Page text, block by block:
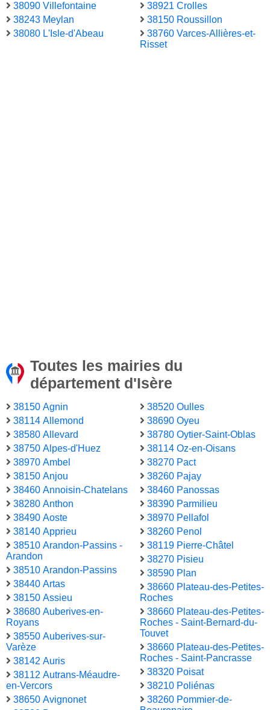
38090 Villefontaine
38243 Meylan
38080 L'Isle-d'Abeau
38921 Crolles
38150 Roussillon
38760 Varces-Allières-et-
Risset
Toutes les mairies du
département d'Isère
38150 Agnin
38114 Allemond
38580 Allevard
38750 Alpes-d'Huez
38970 Ambel
38150 Anjou
38460 Annoisin-Chatelans
38280 Anthon
38490 Aoste
38140 Apprieu
38510 Arandon-Passins -
Arandon
38510 Arandon-Passins
38440 Artas
38150 Assieu
38680 Auberives-en-
Royans
38550 Auberives-sur-
Varèze
38142 Auris
38112 Autrans-Méaudre-
en-Vercors
38650 Avignonet
38520 Oulles
38690 Oyeu
38780 Oytier-Saint-Oblas
38114 Oz-en-Oisans
38270 Pact
38260 Pajay
38460 Panossas
38390 Parmilieu
38970 Pellafol
38260 Penol
38119 Pierre-Châtel
38270 Pisieu
38590 Plan
38660 Plateau-des-Petites-
Roches
38660 Plateau-des-Petites-
Roches - Saint-Bernard-du-
Touvet
38660 Plateau-des-Petites-
Roches - Saint-Pancrasse
38320 Poisat
38210 Poliénas
38260 Pommier-de-